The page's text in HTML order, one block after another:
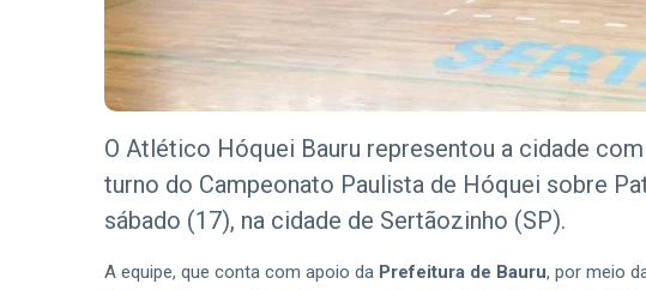
sobre milhas e
acúmulo de
pontos
Sedecon Bauru
O Atlético Hóquei Bauru representou a cidade
turno do Campeonato Paulista de Hóquei sobre
sábado (17), na cidade de Sertãozinho (SP).
A equipe, que conta com apoio da Prefeitura de Bauru, por meio